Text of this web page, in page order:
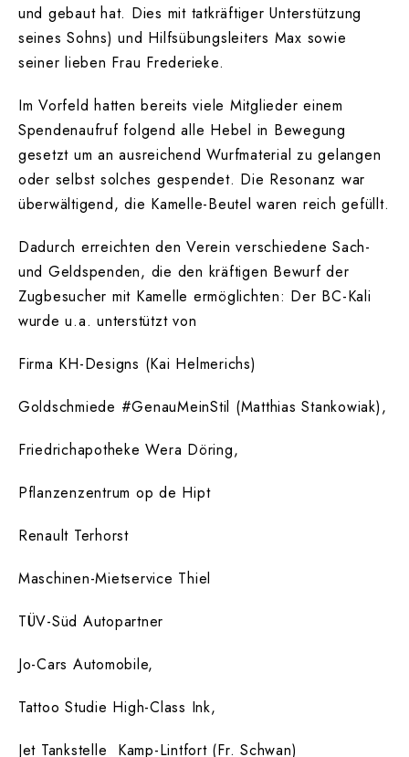
und gebaut hat. Dies mit tatkräftiger Unterstützung
seines Sohns) und Hilfsübungsleiters Max sowie
seiner lieben Frau Frederieke.
Im Vorfeld hatten bereits viele Mitglieder einem
Spendenaufruf folgend alle Hebel in Bewegung
gesetzt um an ausreichend Wurfmaterial zu gelangen
oder selbst solches gespendet. Die Resonanz war
überwältigend, die Kamelle-Beutel waren reich gefüllt.
Dadurch erreichten den Verein verschiedene Sach-
und Geldspenden, die den kräftigen Bewurf der
Zugbesucher mit Kamelle ermöglichten: Der BC-Kali
wurde u.a. unterstützt von
Firma KH-Designs (Kai Helmerichs)
Goldschmiede #GenauMeinStil (Matthias Stankowiak),
Friedrichapotheke Wera Döring,
Pflanzenzentrum op de Hipt
Renault Terhorst
Maschinen-Mietservice Thiel
TÜV-Süd Autopartner
Jo-Cars Automobile,
Tattoo Studie High-Class Ink,
Jet Tankstelle Kamp-Lintfort (Fr. Schwan)